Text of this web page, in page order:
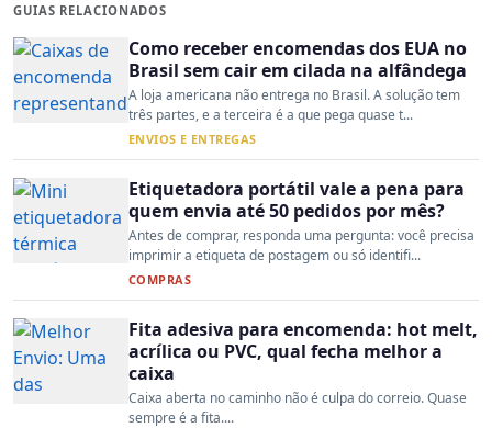
GUIAS RELACIONADOS
Como receber encomendas dos EUA no
Brasil sem cair em cilada na alfândega
A loja americana não entrega no Brasil. A solução tem
três partes, e a terceira é a que pega quase t...
ENVIOS E ENTREGAS
Etiquetadora portátil vale a pena para
quem envia até 50 pedidos por mês?
Antes de comprar, responda uma pergunta: você precisa
imprimir a etiqueta de postagem ou só identifi...
COMPRAS
Fita adesiva para encomenda: hot melt,
acrílica ou PVC, qual fecha melhor a
caixa
Caixa aberta no caminho não é culpa do correio. Quase
sempre é a fita....